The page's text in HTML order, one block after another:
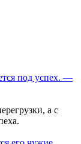
под успех. —
а с